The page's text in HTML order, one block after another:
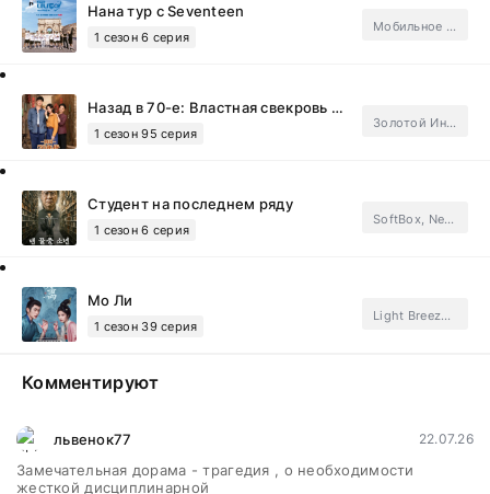
Нана тур с Seventeen
1 сезон 6 серия
Мобильное телевидение
Назад в 70-е: Властная свекровь уносит меня в полёт
1 сезон 95 серия
Золотой Инлун
Студент на последнем ряду
1 сезон 6 серия
SoftBox, Netflix.Subtitles
Мо Ли
1 сезон 39 серия
Light Breeze, DubLik.Tv, FSG Jade Fox.Subtitles
Комментируют
львенок77 22.07.26
Замечательная дорама - трагедия , о необходимости
жесткой дисциплинарной